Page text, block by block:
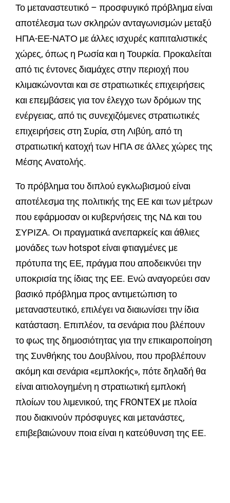
Το μεταναστευτικό – προσφυγικό πρόβλημα είναι
αποτέλεσμα των σκληρών ανταγωνισμών μεταξύ
ΗΠΑ-ΕΕ-ΝΑΤΟ με άλλες ισχυρές καπιταλιστικές
χώρες, όπως η Ρωσία και η Τουρκία. Προκαλείται
από τις έντονες διαμάχες στην περιοχή που
κλιμακώνονται και σε στρατιωτικές επιχειρήσεις
και επεμβάσεις για τον έλεγχο των δρόμων της
ενέργειας, από τις συνεχιζόμενες στρατιωτικές
επιχειρήσεις στη Συρία, στη Λιβύη, από τη
στρατιωτική κατοχή των ΗΠΑ σε άλλες χώρες της
Μέσης Ανατολής.
Το πρόβλημα του διπλού εγκλωβισμού είναι
αποτέλεσμα της πολιτικής της ΕΕ και των μέτρων
που εφάρμοσαν οι κυβερνήσεις της ΝΔ και του
ΣΥΡΙΖΑ. Οι πραγματικά ανεπαρκείς και άθλιες
μονάδες των hotspot είναι φτιαγμένες με
πρότυπα της ΕΕ, πράγμα που αποδεικνύει την
υποκρισία της ίδιας της ΕΕ. Ενώ αναγορεύει σαν
βασικό πρόβλημα προς αντιμετώπιση το
μεταναστευτικό, επιλέγει να διαιωνίσει την ίδια
κατάσταση. Επιπλέον, τα σενάρια που βλέπουν
το φως της δημοσιότητας για την επικαιροποίηση
της Συνθήκης του Δουβλίνου, που προβλέπουν
ακόμη και σενάρια «εμπλοκής», πότε δηλαδή θα
είναι αιτιολογημένη η στρατιωτική εμπλοκή
πλοίων του λιμενικού, της FRONTEX με πλοία
που διακινούν πρόσφυγες και μετανάστες,
επιβεβαιώνουν ποια είναι η κατεύθυνση της ΕΕ.